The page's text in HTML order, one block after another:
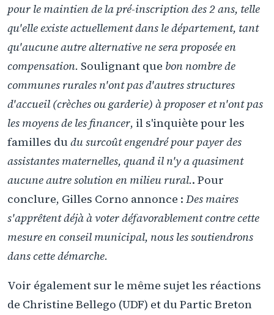
pour le maintien de la pré-inscription des 2 ans, telle
qu'elle existe actuellement dans le département, tant
qu'aucune autre alternative ne sera proposée en
compensation. Soulignant que bon nombre de
communes rurales n'ont pas d'autres structures
d'accueil (crèches ou garderie) à proposer et n'ont pas
les moyens de les financer, il s'inquiète pour les
familles dudu surcoût engendré pour payer des
assistantes maternelles, quand il n'y a quasiment
aucune autre solution en milieu rural.. Pour
conclure, Gilles Corno annonce : Des maires
s'apprêtent déjà à voter défavorablement contre cette
mesure en conseil municipal, nous les soutiendrons
dans cette démarche.
Voir également sur le même sujet les réactions
de Christine Bellego (UDF) et du Partic Breton